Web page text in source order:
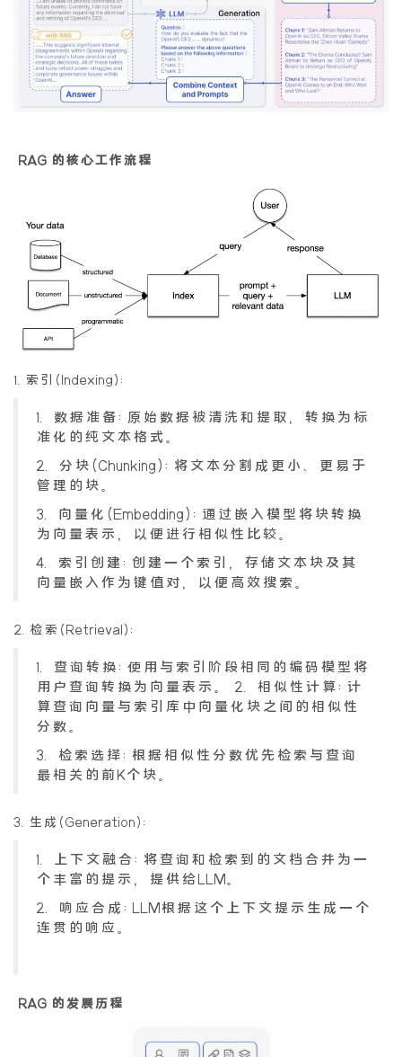
RAG 的核心工作流程
1.索引(Indexing):
1. 数据准备:原始数据被清洗和提取，转换为标
准化的纯文本格式。
2. 分块(Chunking):将文本分割成更小、更易于
管理的块。
3. 向量化(Embedding):通过嵌入模型将块转换
为向量表示，以便进行相似性比较。
4. 索引创建:创建一个索引，存储文本块及其
向量嵌入作为键值对，以便高效搜索。
2.检索(Retrieval):
1. 查询转换:使用与索引阶段相同的编码模型将
用户查询转换为向量表示。 2. 相似性计算:计
算查询向量与索引库中向量化块之间的相似性
分数。
3. 检索选择:根据相似性分数优先检索与查询
最相关的前K个块。
3.生成(Generation):
1. 上下文融合:将查询和检索到的文档合并为一
个丰富的提示，提供给LLM。
2. 响应合成:LLM根据这个上下文提示生成一个
连贯的响应。
RAG 的发展历程